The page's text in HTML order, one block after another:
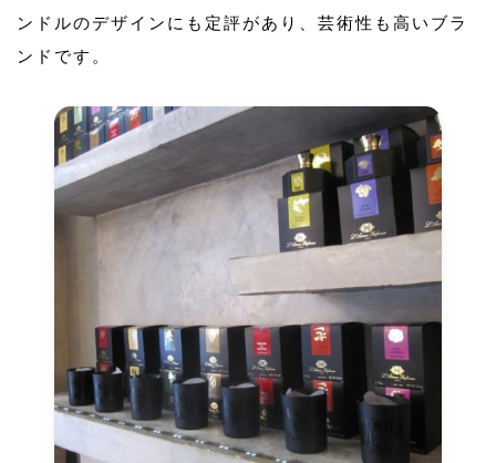
ンドルのデザインにも定評があり、芸術性も高いブラ
ンドです。